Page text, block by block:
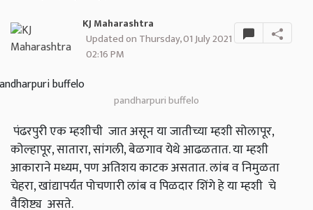
KJ Maharashtra
Updated on Thursday, 01 July 2021
02:16 PM
pandharpuri buffelo
पंढरपुरी एक म्हशीची जात असून या जातीच्या म्हशी सोलापूर,
कोल्हापूर, सातारा, सांगली, बेळगाव येथे आढळतात. या म्हशी
आकाराने मध्यम, पण अतिशय काटक असतात. लांब व निमुळता
चेहरा, खांद्यापर्यंत पोचणारी लांब व पिळदार शिंगे हे या म्हशी चे
वैशिष्ट्य असते.